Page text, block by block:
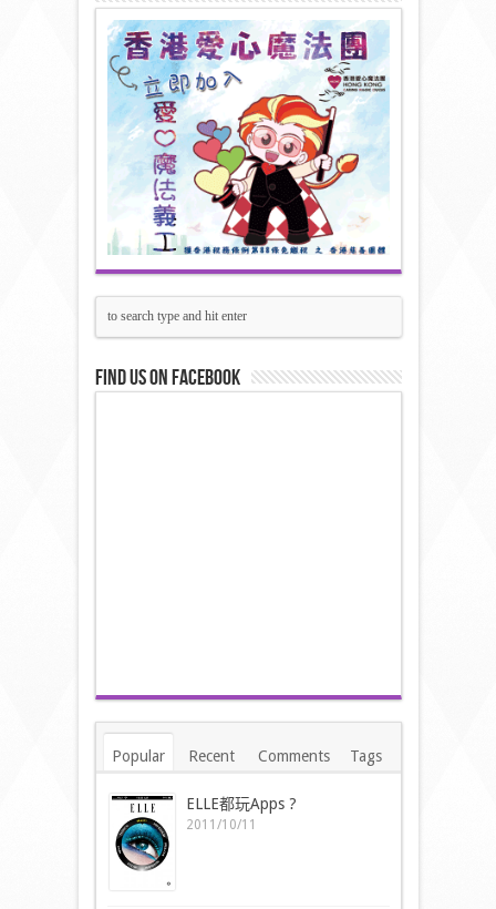
Find us on Facebook
Popular Recent Comments Tags
ELLE都玩Apps ?
2011/10/11